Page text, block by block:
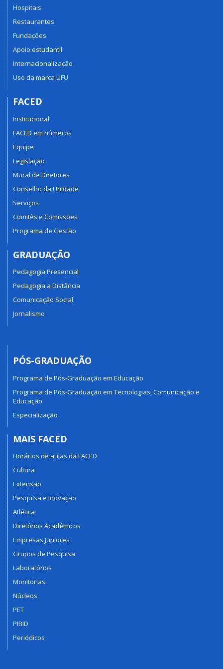
Hospitais
Restaurantes
Fundações
Apoio estudantil
Internacionalização
Uso da marca UFU
FACED
Institucional
FACED em números
Equipe
Legislação
Mural de Diretores
Conselho da Unidade
Serviços
Comitês e Comissões
Programa de Gestão
GRADUAÇÃO
Pedagogia Presencial
Pedagogia a Distância
Comunicação Social
Jornalismo
PÓS-GRADUAÇÃO
Programa de Pós-Graduação em Educação
Programa de Pós-Graduação em Tecnologias, Comunicação e
Educação
Especialização
MAIS FACED
Horários de aulas da FACED
Cultura
Extensão
Pesquisa e Inovação
Atlética
Diretórios Acadêmicos
Empresas Juniores
Grupos de Pesquisa
Laboratórios
Monitorias
Núcleos
PET
PIBID
Periódicos